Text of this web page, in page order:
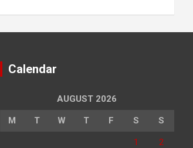
Calendar
AUGUST 2026
M T W T F S S
1 2